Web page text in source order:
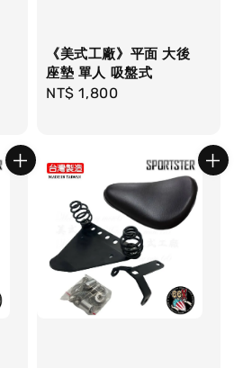
《美式工廠》平面 大後
座墊 單人 吸盤式
Regular
NT$ 1,800